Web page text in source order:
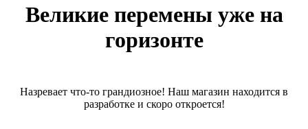
Великие перемены уже на
горизонте
Назревает что-то грандиозное! Наш магазин находится в
разработке и скоро откроется!